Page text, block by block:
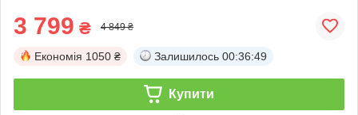
3 799 ₴ 4 849 ₴
Економія 1050 ₴ Залишилось 00:36:49
Купити